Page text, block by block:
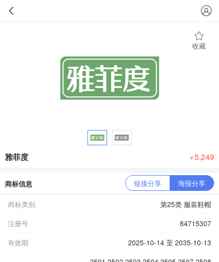
收藏
雅菲度 ￥5,249
商标信息 链接分享 海报分享
商标类别
第25类 服装鞋帽
注册号
84715307
有效期
2025-10-14 至 2035-10-13